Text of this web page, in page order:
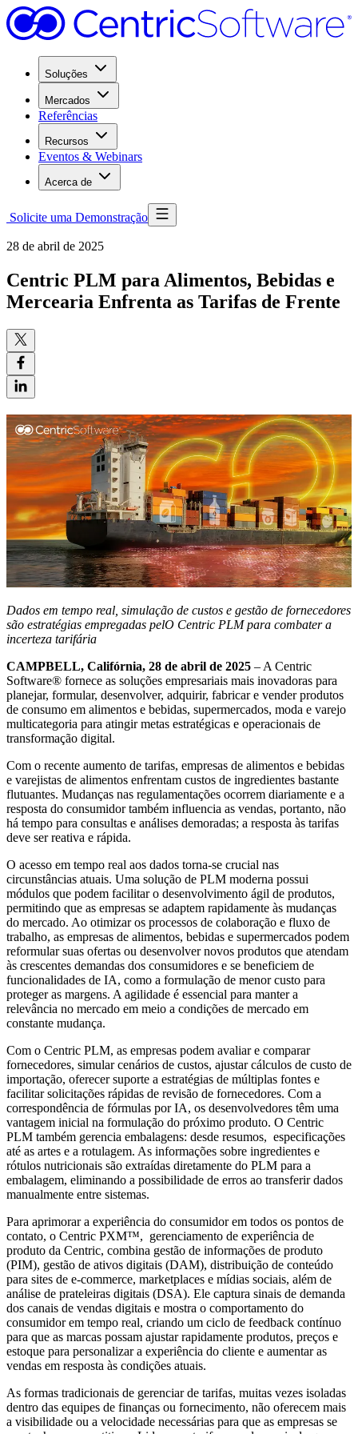
Soluções
Mercados
Referências
Recursos
Eventos & Webinars
Acerca de
Solicite uma Demonstração
28 de abril de 2025
Centric PLM para Alimentos, Bebidas e
Mercearia Enfrenta as Tarifas de Frente
Dados em tempo real, simulação de custos e gestão de fornecedores
são estratégias empregadas pelO Centric PLM para combater a
incerteza tarifária
CAMPBELL, Califórnia, 28 de abril de 2025 – A Centric
Software® fornece as soluções empresariais mais inovadoras para
planejar, formular, desenvolver, adquirir, fabricar e vender produtos
de consumo em alimentos e bebidas, supermercados, moda e varejo
multicategoria para atingir metas estratégicas e operacionais de
transformação digital.
Com o recente aumento de tarifas, empresas de alimentos e bebidas
e varejistas de alimentos enfrentam custos de ingredientes bastante
flutuantes. Mudanças nas regulamentações ocorrem diariamente e a
resposta do consumidor também influencia as vendas, portanto, não
há tempo para consultas e análises demoradas; a resposta às tarifas
deve ser reativa e rápida.
O acesso em tempo real aos dados torna-se crucial nas
circunstâncias atuais. Uma solução de PLM moderna possui
módulos que podem facilitar o desenvolvimento ágil de produtos,
permitindo que as empresas se adaptem rapidamente às mudanças
do mercado. Ao otimizar os processos de colaboração e fluxo de
trabalho, as empresas de alimentos, bebidas e supermercados podem
reformular suas ofertas ou desenvolver novos produtos que atendam
às crescentes demandas dos consumidores e se beneficiem de
funcionalidades de IA, como a formulação de menor custo para
proteger as margens. A agilidade é essencial para manter a
relevância no mercado em meio a condições de mercado em
constante mudança.
Com o Centric PLM, as empresas podem avaliar e comparar
fornecedores, simular cenários de custos, ajustar cálculos de custo de
importação, oferecer suporte a estratégias de múltiplas fontes e
facilitar solicitações rápidas de revisão de fornecedores. Com a
correspondência de fórmulas por IA, os desenvolvedores têm uma
vantagem inicial na formulação do próximo produto. O Centric
PLM também gerencia embalagens: desde resumos, especificações
até as artes e a rotulagem. As informações sobre ingredientes e
rótulos nutricionais são extraídas diretamente do PLM para a
embalagem, eliminando a possibilidade de erros ao transferir dados
manualmente entre sistemas.
Para aprimorar a experiência do consumidor em todos os pontos de
contato, o Centric PXM™, gerenciamento de experiência de
produto da Centric, combina gestão de informações de produto
(PIM), gestão de ativos digitais (DAM), distribuição de conteúdo
para sites de e-commerce, marketplaces e mídias sociais, além de
análise de prateleiras digitais (DSA). Ele captura sinais de demanda
dos canais de vendas digitais e mostra o comportamento do
consumidor em tempo real, criando um ciclo de feedback contínuo
para que as marcas possam ajustar rapidamente produtos, preços e
estoque para personalizar a experiência do cliente e aumentar as
vendas em resposta às condições atuais.
As formas tradicionais de gerenciar de tarifas, muitas vezes isoladas
dentro das equipes de finanças ou fornecimento, não oferecem mais
a visibilidade ou a velocidade necessárias para que as empresas se